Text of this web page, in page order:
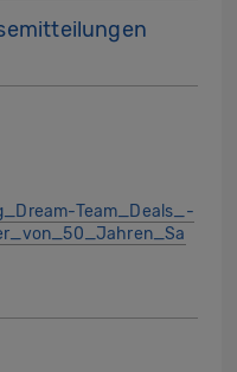
Team_Deals_-